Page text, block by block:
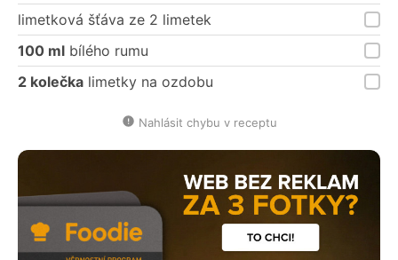
limetková šťáva ze 2 limetek
100 ml bílého rumu
2 kolečka limetky na ozdobu
Nahlásit chybu v receptu